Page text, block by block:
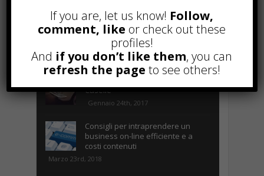
Novembre 22nd, 2016
Comprare visite YouTube: i 5
vantaggi TOP!
Novembre 2nd, 2017
Parcheggiare low-cost a Torino
Caselle
Gennaio 24th, 2017
Consigli per intraprendere un
business on-line efficiente e a
costi contenuti
Marzo 23rd, 2018
If you are, let us know! Follow,
comment, like or check out these
profiles!
And if you don’t like them, you can
refresh the page to see others!